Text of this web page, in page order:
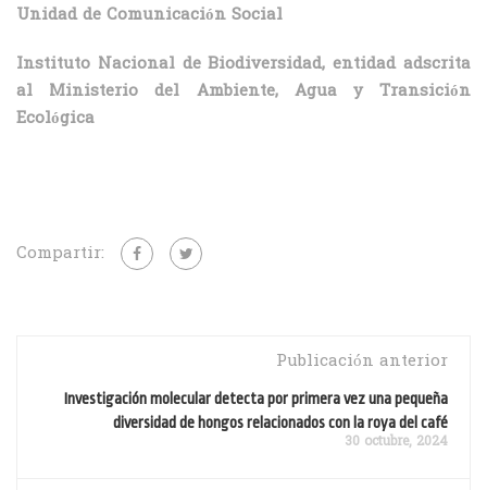
Unidad de Comunicación Social
Instituto Nacional de Biodiversidad, entidad adscrita
al Ministerio del Ambiente, Agua y Transición
Ecológica
Compartir:
Publicación anterior
Investigación molecular detecta por primera vez una pequeña
diversidad de hongos relacionados con la roya del café
30 octubre, 2024